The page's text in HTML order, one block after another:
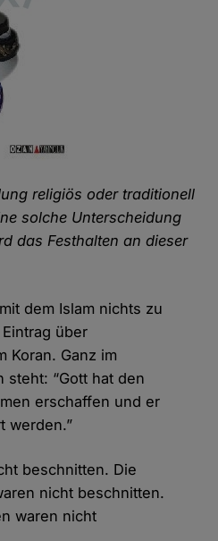
religiös oder traditionell
solche Unterscheidung
das Festhalten an dieser
dem Islam nichts zu
über
Koran. Ganz im
steht: “Gott hat den
erschaffen und er
werden.”
beschnitten. Die
nicht beschnitten.
waren nicht